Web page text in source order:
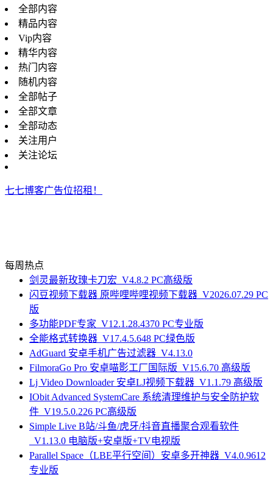
全部内容
精品内容
Vip内容
精华内容
热门内容
随机内容
全部帖子
全部文章
全部动态
关注用户
关注论坛
七七博客广告位招租！
每周热点
剑灵最新玫瑰卡刀宏_V4.8.2 PC高级版
闪豆视频下载器 原哔哩哔哩视频下载器_V2026.07.29 PC
版
多功能PDF专家_V12.1.28.4370 PC专业版
全能格式转换器_V17.4.5.648 PC绿色版
AdGuard 安卓手机广告过滤器_V4.13.0
FilmoraGo Pro 安卓喵影工厂国际版_V15.6.70 高级版
Lj Video Downloader 安卓LJ视频下载器_V1.1.79 高级版
IObit Advanced SystemCare 系统清理维护与安全防护软
件_V19.5.0.226 PC高级版
Simple Live B站/斗鱼/虎牙/抖音直播聚合观看软件
_V1.13.0 电脑版+安卓版+TV电视版
Parallel Space（LBE平行空间）安卓多开神器_V4.0.9612
专业版